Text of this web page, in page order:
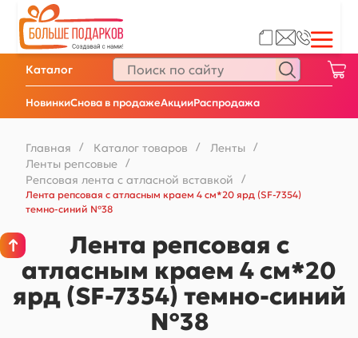
НовинкиСнова в продажеАкцииРаспродажа
Каталог
Главная / Каталог товаров / Ленты /
Ленты репсовые /
Репсовая лента с атласной вставкой
/
Лента репсовая с атласным краем 4 см*20 ярд (SF-7354)
темно-синий №38
Лента репсовая с
атласным краем 4 см*20
ярд (SF-7354) темно-синий
№38